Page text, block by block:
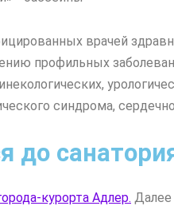
врачей
профильных
синдрома,
до
курорта Адлер. Далее